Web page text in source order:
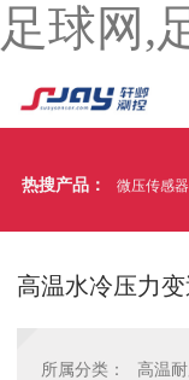
足球网,
热搜产品： 微压传感器
高温水冷压力
所属分类：
高温